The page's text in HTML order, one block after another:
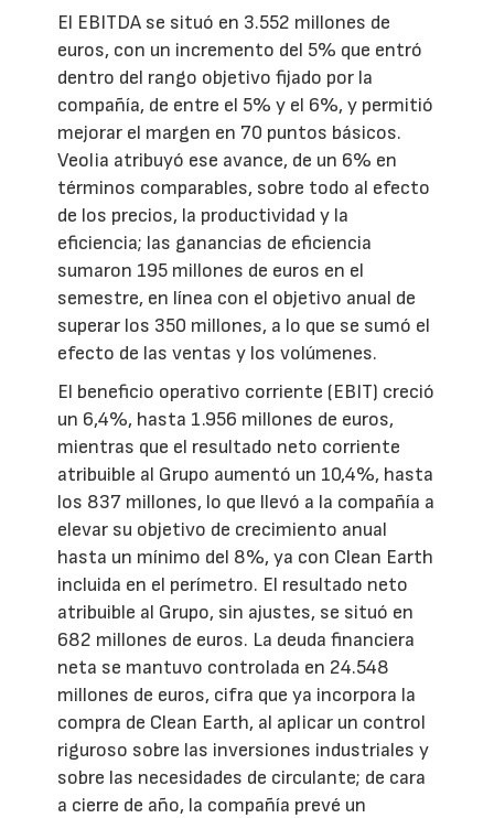
El EBITDA se situó en 3.552 millones de
euros, con un incremento del 5% que entró
dentro del rango objetivo fijado por la
compañía, de entre el 5% y el 6%, y permitió
mejorar el margen en 70 puntos básicos.
Veolia atribuyó ese avance, de un 6% en
términos comparables, sobre todo al efecto
de los precios, la productividad y la
eficiencia; las ganancias de eficiencia
sumaron 195 millones de euros en el
semestre, en línea con el objetivo anual de
superar los 350 millones, a lo que se sumó el
efecto de las ventas y los volúmenes.
El beneficio operativo corriente (EBIT) creció
un 6,4%, hasta 1.956 millones de euros,
mientras que el resultado neto corriente
atribuible al Grupo aumentó un 10,4%, hasta
los 837 millones, lo que llevó a la compañía a
elevar su objetivo de crecimiento anual
hasta un mínimo del 8%, ya con Clean Earth
incluida en el perímetro. El resultado neto
atribuible al Grupo, sin ajustes, se situó en
682 millones de euros. La deuda financiera
neta se mantuvo controlada en 24.548
millones de euros, cifra que ya incorpora la
compra de Clean Earth, al aplicar un control
riguroso sobre las inversiones industriales y
sobre las necesidades de circulante; de cara
a cierre de año, la compañía prevé un